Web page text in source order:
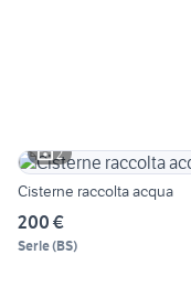
2
Cisterne raccolta acqua
200 €
Serle(BS)